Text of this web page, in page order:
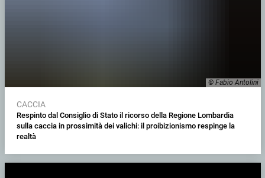
© Fabio Antolini
CACCIA
Respinto dal Consiglio di Stato il ricorso della Regione Lombardia
sulla caccia in prossimità dei valichi: il proibizionismo respinge la
realtà